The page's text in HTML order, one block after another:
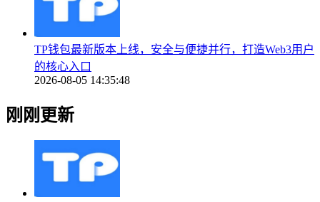
TP钱包最新版本上线，安全与便捷并行，打造Web3用户
的核心入口
2026-08-05 14:35:48
刚刚更新